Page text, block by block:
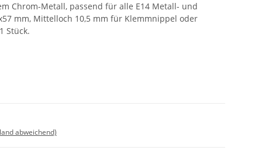
Chrom-Metall, passend für alle E14 Metall- und
mm, Mittelloch 10,5 mm für Klemmnippel oder
Stück.
abweichend)